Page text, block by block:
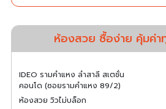
ห้องสวย ซื้อง่าย คุ้มค่า
IDEO รามคำแหง ลำสาลี สเตชั่น
คอนโด (ซอยรามคำแหง 89/2)
ห้องสวย วิวไม่บล็อก